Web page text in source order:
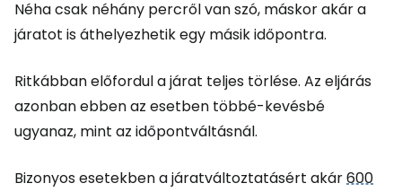
Néha csak néhány percről van szó, máskor akár a
járatot is áthelyezhetik egy másik időpontra.
Ritkábban előfordul a járat teljes törlése. Az eljárás
azonban ebben az esetben többé-kevésbé
ugyanaz, mint az időpontváltásnál.
Bizonyos esetekben a járatváltoztatásért akár600